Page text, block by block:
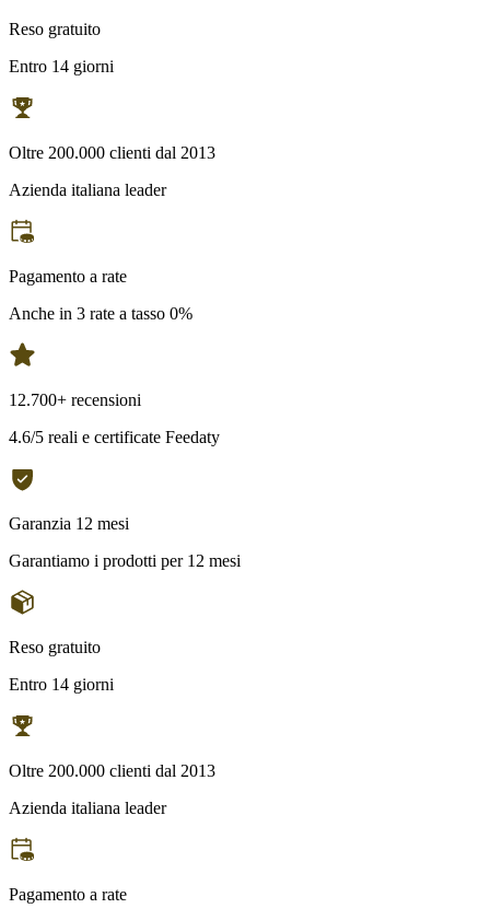
Reso gratuito
Entro 14 giorni
Oltre 200.000 clienti dal 2013
Azienda italiana leader
Pagamento a rate
Anche in 3 rate a tasso 0%
12.700+ recensioni
4.6/5 reali e certificate Feedaty
Garanzia 12 mesi
Garantiamo i prodotti per 12 mesi
Reso gratuito
Entro 14 giorni
Oltre 200.000 clienti dal 2013
Azienda italiana leader
Pagamento a rate